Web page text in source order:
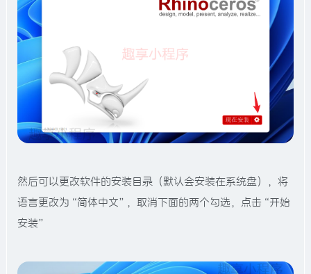
然后可以更改软件的安装目录（默认会安装在系统盘），将
语言更改为“简体中文”，取消下面的两个勾选，点击“开始
安装”